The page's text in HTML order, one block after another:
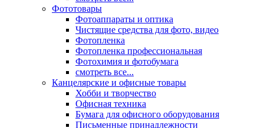
Фототовары
Фотоаппараты и оптика
Чистящие средства для фото, видео
Фотопленка
Фотопленка профессиональная
Фотохимия и фотобумага
смотреть все...
Канцелярские и офисные товары
Хобби и творчество
Офисная техника
Бумага для офисного оборудования
Письменные принадлежности